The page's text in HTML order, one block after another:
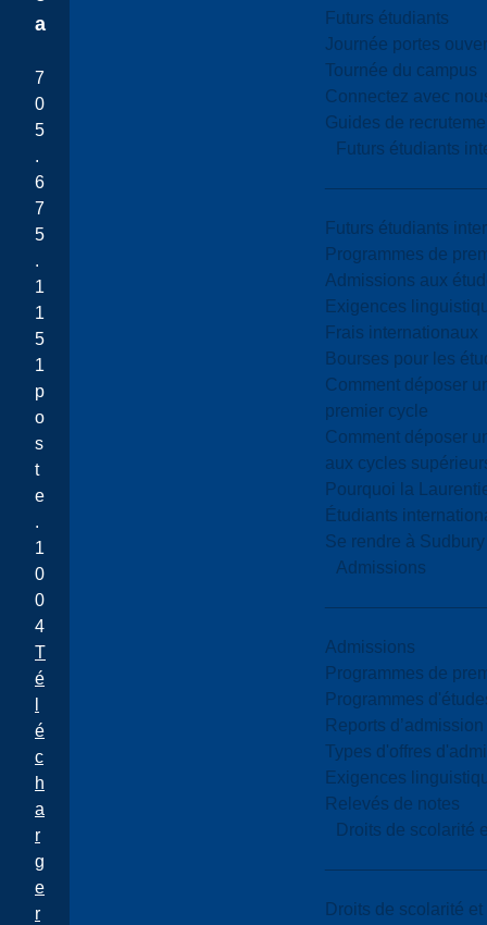
Futurs étudiants
Journée portes
Tournée du campus
Connectez avec
Guides de
Futurs étudiants
Futurs étudiants
Programmes de
Admissions aux
Exigences
Frais internationaux
Bourses pour les
Comment déposer
premier cycle
Comment déposer
aux cycles
Pourquoi la
Étudiants
Se rendre à Sudbury
Admissions
Admissions
Programmes de
Programmes
Reports d’admission
Types d'offres
Exigences
Relevés de notes
Droits de scolarité
Droits de scolarité
a
7
0
5
.
6
7
5
.
1
1
5
1
p
o
s
t
e
.
1
0
0
4
T
é
é
c
h
a
r
g
e
r